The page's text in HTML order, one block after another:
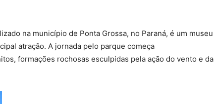
na município de Ponta Grossa, no Paraná, é um museu
atração. A jornada pelo parque começa
formações rochosas esculpidas pela ação do vento e da